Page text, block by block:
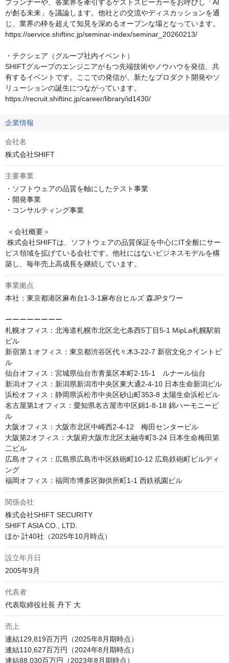
プランナーや、各業界を牽引するゲストスピーカーをお呼びし「AI
が創る未来」を議論します。他社との交流やディスカッションを通
じ、業界の枠を超えて知見を深めるオープンな場となっています。
https://service.shiftinc.jp/seminar-index/seminar_20260213/
・テクシェア（グループ社内イベント）
SHIFTグループのエンジニアがもつ先端技術やノウハウを発信、共
有するイベントです。ここでの発信が、新たなプロダクト開発やソ
リューションの誕生につながっています。
https://recruit.shiftinc.jp/career/library/id1430/
企業情報
会社名
株式会社SHIFT
主要事業
・ソフトウェアの品質を軸にしたテスト事業
・開発事業
・コンサルティング事業
ビス領域を拡げている会社です。他社にはないビジネスモデルを構
築し、毎年売上高成長を継続しています。
事業拠点
本社：東京都港区麻布台1-3-1麻布台ヒルズ 森JPタワー
ーーーーーーーー
札幌オフィス：北海道札幌市北区北七条西5丁目5-1 MipLa札幌駅前
ビル
新宿第１オフィス：東京都渋谷区代々木3-22-7 新宿文化クイントビ
ル
仙台オフィス：宮城県仙台市青葉区本町2-15-1　ルナール仙台
新潟オフィス：新潟県新潟市中央区東大通2-4-10 日本生命新潟ビル
浜松オフィス：静岡県浜松市中央区砂山町353-8 太陽生命浜松ビル
名古屋第1オフィス：愛知県名古屋市中区錦1-8-18 錦ハーモニービ
ル
大阪オフィス：大阪市北区中崎西2-4-12　梅田センタービル
大阪第2オフィス：大阪府大阪市北区太融寺町3-24 日本生命梅田第
二ビル
広島オフィス：広島県広島市中区鉄砲町10-12 広島鉄砲町ビルディ
ング
福岡オフィス：福岡市博多区御供所町1-1 西鉄祇園ビル
関係会社
株式会社SHIFT SECURITY
SHIFT ASIA CO., LTD.
ほか 計40社（2025年10月時点）
設立年月日
2005年9月
代表者
代表取締役社長 丹下 大
売上
連結129,819百万円（2025年8月期時点）
連結110,627百万円（2024年8月期時点）
連結88,030百万円（2023年8月期時点）